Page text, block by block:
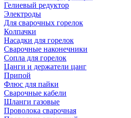
Гелиевый редуктор
Электроды
Для сварочных горелок
Колпачки
Насадки для горелок
Сварочные наконечники
Сопла для горелок
Цанги и держатели цанг
Припой
Флюс для пайки
Сварочные кабели
Шланги газовые
Проволока сварочная